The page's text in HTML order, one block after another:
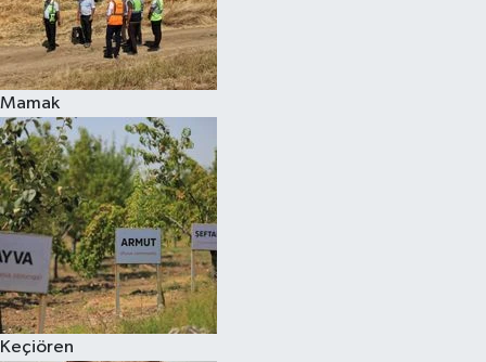
Mamak
Keçiören